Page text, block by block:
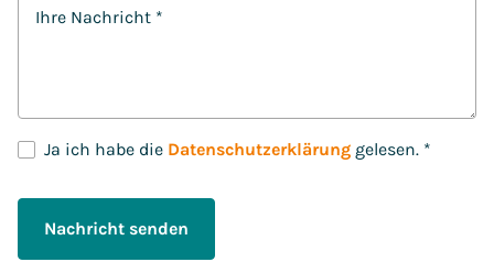
Ihre Nachricht *
D
G
O
Ja ich habe die Datenschutzerklärung gelesen. *
Nachricht senden